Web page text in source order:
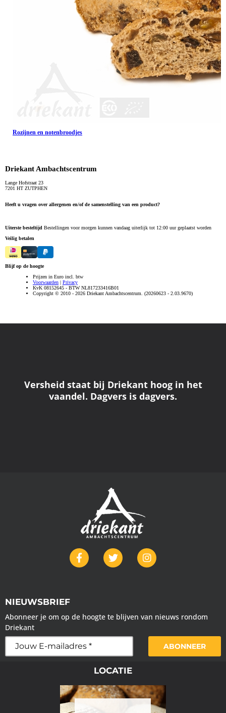
Versheid staat bij Driekant hoog in het
vaandel. Dagvers is dagvers.
NIEUWSBRIEF
Abonneer je om op de hoogte te blijven van nieuws rondom
Driekant
ABONNEER
LOCATIE